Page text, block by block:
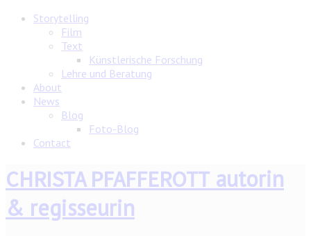
Storytelling
Film
Text
Künstlerische Forschung
Lehre und Beratung
About
News
Blog
Foto-Blog
Contact
CHRISTA PFAFFEROTT autorin
& regisseurin